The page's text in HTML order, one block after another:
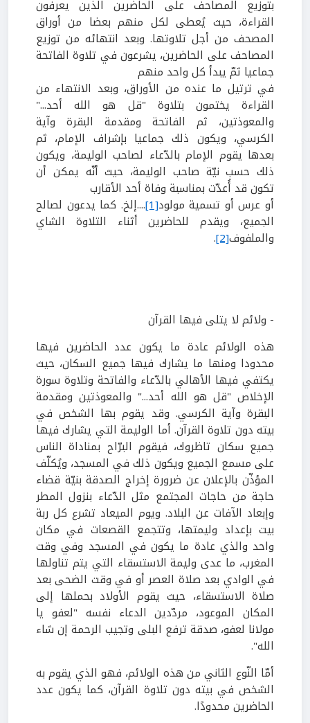
بتوزيع المصاحف على الحاضرين الذين يعرفون
القراءة، حيث يُعطى لكل منهم بعضا من أوراق
المصحف من أجل تلاوتها. وبعد انتهائه من توزيع
المصاحف على الحاضرين، يشرعون في تلاوة الفاتحة
جماعيا ثمّ يبدأ كل واحد منهم
في ترتيل ما عنده من الأوراق، وبعد الانتهاء من
القراءة يختمون بتلاوة "قل هو الله أحد..."
والمعوذتين، ثم الفاتحة ومقدمة البقرة وآية
الكرسي، ويكون ذلك جماعيا بإشراف الإمام، ثم
بعدها يقوم الإمام بالدّعاء لصاحب الوليمة، ويكون
ذلك حسب نيّة صاحب الوليمة، حيث أنّه يمكن أن
تكون قد أُعدّت بمناسبة وفاة أحد الأقارب
أو عرس أو تسمية مولود[1]
....إلخ. كما يدعون لصالح
الجميع، ويقدم للحاضرين أثناء التلاوة الشاي
والملفوف[2]
.
- ولائم لا يتلى فيها القرآن
هذه الولائم عادة ما يكون عدد الحاضرين فيها
محدودا ومنها ما يشارك فيها جميع السكان، حيث
يكتفي فيها الأهالي بالدّعاء والفاتحة وتلاوة سورة
الإخلاص "قل هو الله أحد..." والمعوذتين ومقدمة
البقرة وآية الكرسي. وقد يقوم بها الشخص في
بيته دون تلاوة القرآن. أما الوليمة التي يشارك فيها
جميع سكان تاظروك، فيقوم البرّاح بمناداة الناس
على مسمع الجميع ويكون ذلك في المسجد، ويُكلّف
المؤذّن بالإعلان عن ضرورة إخراج الصدقة بنيّة قضاء
حاجة من حاجات المجتمع مثل الدّعاء بنزول المطر
وإبعاد الآفات عن البلاد. ويوم الميعاد تشرع كل ربة
بيت بإعداد وليمتها، وتتجمع القصعات في مكان
واحد والذي عادة ما يكون في المسجد وفي وقت
المغرب، ما عدى وليمة الاستسقاء التي يتم تناولها
في الوادي بعد صلاة العصر أو في وقت الضحى بعد
صلاة الاستسقاء، حيث يقوم الأولاد بحملها إلى
المكان الموعود، مردّدين الدعاء نفسه "لعفو يا
مولانا لعفو، صدقة ترفع البلى وتجيب الرحمة إن شاء
الله".
أمّا النّوع الثاني من هذه الولائم، فهو الذي يقوم به
الشخص في بيته دون تلاوة القرآن، كما يكون عدد
الحاضرين محدودًا.